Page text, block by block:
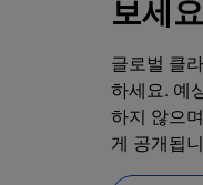
보세
글로벌 클
하세요. 예
하지 않으
게 공개됩